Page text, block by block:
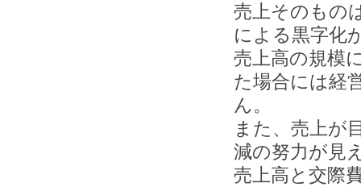
売上そのもの
による黒字化
売上高の規模
た場合には経
ん。
また、売上が
減の努力が見
売上高と交際